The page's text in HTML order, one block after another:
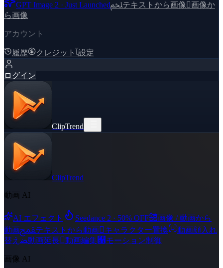
GPT Image 2 · Just Launchedﶅテキストから画像 画像か
ら画像
アカウント
履歴 クレジット ﺂ設定
ログイン
ClipTrend
ClipTrend
動画 AI
AI エフェクト Seedance 2 · 50% OFF舘画像 / 動画から
動画ﵾテキストから動画キャラクター置換
動画顔入れ
替え ﻀ動画延長動画編集﯑ モーション制御
画像 AI